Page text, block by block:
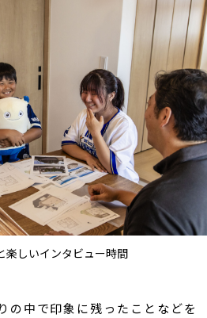
楽しいインタビュー時間
の中で印象に残ったことなどを